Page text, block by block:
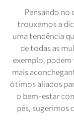
Pensando no
trouxemos a
uma tendência
de todas as
exemplo, podem
mais
ótimos aliados
o bem-estar
pés, sugerimos